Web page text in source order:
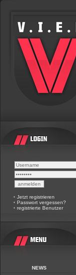
• Jetzt registrieren
• Passwort vergessen?
• registrierte Benutzer
NEWS